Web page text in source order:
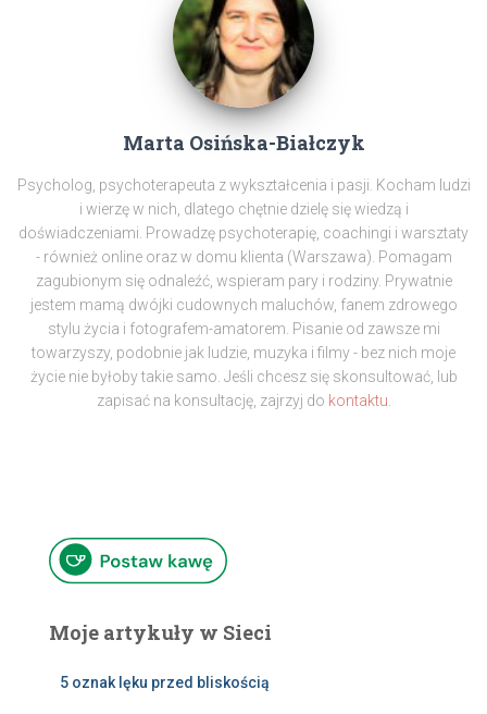
Marta Osińska-Białczyk
Psycholog, psychoterapeuta z wykształcenia i pasji. Kocham ludzi
i wierzę w nich, dlatego chętnie dzielę się wiedzą i
doświadczeniami. Prowadzę psychoterapię, coachingi i warsztaty
- również online oraz w domu klienta (Warszawa). Pomagam
zagubionym się odnaleźć, wspieram pary i rodziny. Prywatnie
jestem mamą dwójki cudownych maluchów, fanem zdrowego
stylu życia i fotografem-amatorem. Pisanie od zawsze mi
towarzyszy, podobnie jak ludzie, muzyka i filmy - bez nich moje
życie nie byłoby takie samo. Jeśli chcesz się skonsultować, lub
zapisać na konsultację, zajrzyj do kontaktu.
Moje artykuły w Sieci
5 oznak lęku przed bliskością